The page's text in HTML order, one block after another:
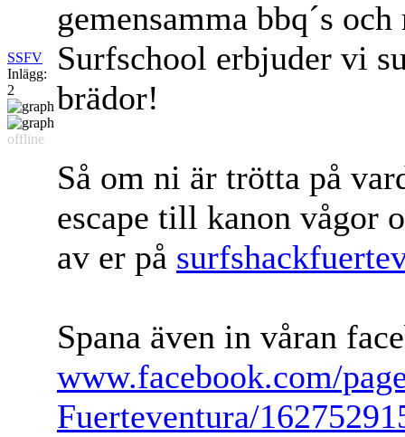
SSFV
Inlägg:
2
offline
gemensamma bbq´s
Surfschool erbjuder vi
brädor!
Så om ni är trötta på
escape till kanon vågor
av er på
Spana även in våran
www.facebook.com/
Fuerteventura/